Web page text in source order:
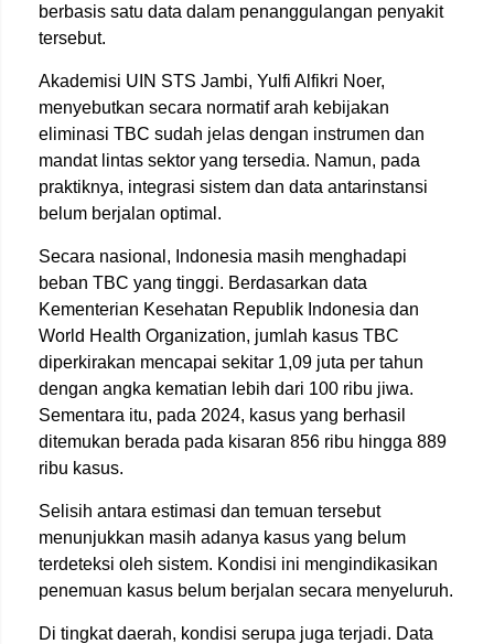
berbasis satu data dalam penanggulangan penyakit
tersebut.
Akademisi UIN STS Jambi, Yulfi Alfikri Noer,
menyebutkan secara normatif arah kebijakan
eliminasi TBC sudah jelas dengan instrumen dan
mandat lintas sektor yang tersedia. Namun, pada
praktiknya, integrasi sistem dan data antarinstansi
belum berjalan optimal.
Secara nasional, Indonesia masih menghadapi
beban TBC yang tinggi. Berdasarkan data
Kementerian Kesehatan Republik Indonesia dan
World Health Organization, jumlah kasus TBC
diperkirakan mencapai sekitar 1,09 juta per tahun
dengan angka kematian lebih dari 100 ribu jiwa.
Sementara itu, pada 2024, kasus yang berhasil
ditemukan berada pada kisaran 856 ribu hingga 889
ribu kasus.
Selisih antara estimasi dan temuan tersebut
menunjukkan masih adanya kasus yang belum
terdeteksi oleh sistem. Kondisi ini mengindikasikan
penemuan kasus belum berjalan secara menyeluruh.
Di tingkat daerah, kondisi serupa juga terjadi. Data